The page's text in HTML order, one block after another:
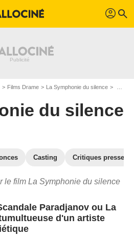
profil search
Films Drame La Symphonie du silence
du silence
Casting Critiques presse
le film La Symphonie du silence
Paradjanov ou La
d'un artiste